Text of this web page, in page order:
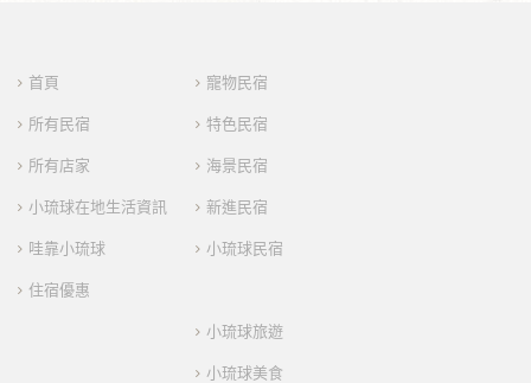
首頁
所有民宿
所有店家
小琉球在地生活資訊
哇靠小琉球
住宿優惠
寵物民宿
特色民宿
海景民宿
新進民宿
小琉球民宿
小琉球旅遊
小琉球美食